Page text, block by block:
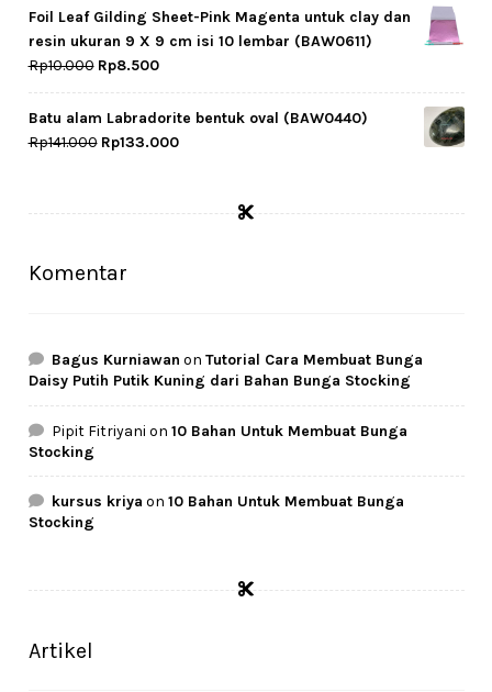
was:
Rp107.000.
is:
Rp101.000.
Foil Leaf Gilding Sheet-Pink Magenta untuk clay dan
resin ukuran 9 X 9 cm isi 10 lembar (BAW0611)
Rp10.000 Original
price
was:
Rp10.000.
Rp8.500Current
price
is:
Rp8.500.
Batu alam Labradorite bentuk oval (BAW0440)
Rp141.000 Original
Rp141.000.
Rp133.000Current
Rp133.000.
Komentar
Bagus Kurniawan onTutorial Cara Membuat Bunga
Daisy Putih Putik Kuning dari Bahan Bunga Stocking
Pipit Fitriyani on10 Bahan Untuk Membuat Bunga
Stocking
kursus kriya on10 Bahan Untuk Membuat Bunga
Stocking
Artikel